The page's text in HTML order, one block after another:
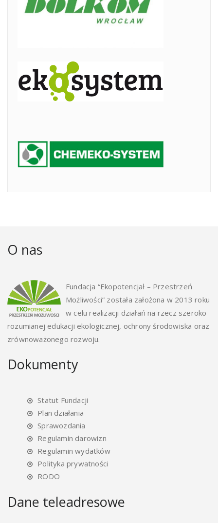
O nas
Fundacja “Ekopotencjał – Przestrzeń
Możliwości” została założona w 2013 roku
w celu realizacji działań na rzecz szeroko
rozumianej edukacji ekologicznej, ochrony środowiska oraz
zrównoważonego rozwoju.
Dokumenty
Statut Fundacji
Plan działania
Sprawozdania
Regulamin darowizn
Regulamin wydatków
Polityka prywatności
RODO
Dane teleadresowe